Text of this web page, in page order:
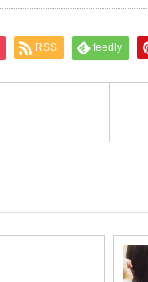
RSS feedly